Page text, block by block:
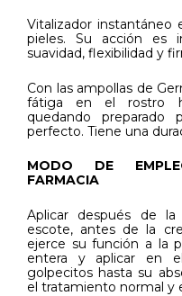
Vitalizador
pieles. Su acción es
suavidad, flexibilidad y
Con las ampollas de
fátiga en el rostro
quedando preparado
perfecto. Tiene una
MODO DE
FARMACIA
Aplicar después de
escote, antes de la
ejerce su función a la
entera y aplicar en
golpecitos hasta su
el tratamiento normal y